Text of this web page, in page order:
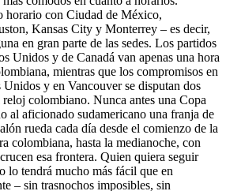
horario con Ciudad de México,
Kansas City y Monterrey – es decir,
en gran parte de las sedes. Los partidos
Unidos y de Canadá van apenas una hora
mientras que los compromisos en
Unidos y en Vancouver se disputan dos
reloj colombiano. Nunca antes una Copa
al aficionado sudamericano una franja de
rueda cada día desde el comienzo de la
colombiana, hasta la medianoche, con
esa frontera. Quien quiera seguir
lo tendrá mucho más fácil que en
– sin trasnochos imposibles, sin